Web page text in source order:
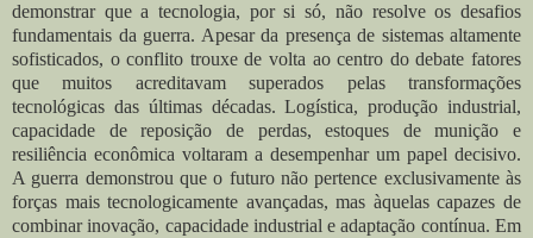
demonstrar que a tecnologia, por si só, não resolve os desafios
fundamentais da guerra. Apesar da presença de sistemas altamente
sofisticados, o conflito trouxe de volta ao centro do debate fatores
que muitos acreditavam superados pelas transformações
tecnológicas das últimas décadas. Logística, produção industrial,
capacidade de reposição de perdas, estoques de munição e
resiliência econômica voltaram a desempenhar um papel decisivo.
A guerra demonstrou que o futuro não pertence exclusivamente às
forças mais tecnologicamente avançadas, mas àquelas capazes de
combinar inovação, capacidade industrial e adaptação contínua. Em